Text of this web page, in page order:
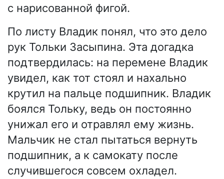
с нарисованной фигой.
По листу Владик понял, что это дело
рук Тольки Засыпина. Эта догадка
подтвердилась: на перемене Владик
увидел, как тот стоял и нахально
крутил на пальце подшипник. Владик
боялся Тольку, ведь он постоянно
унижал его и отравлял ему жизнь.
Мальчик не стал пытаться вернуть
подшипник, а к самокату после
случившегося совсем охладел.